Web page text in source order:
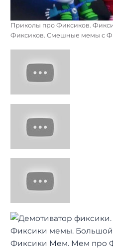
Приколы про Фиксиков.
Фиксиков. Смешные мемы с